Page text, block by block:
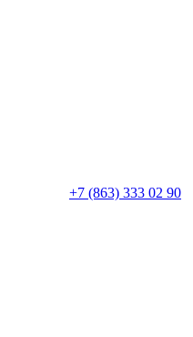
+7 (863) 333 02 90